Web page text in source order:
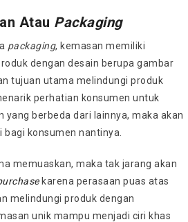
Atau Packaging
packaging, kemasan memiliki
dengan desain berupa gambar
tujuan utama melindungi produk
perhatian konsumen untuk
yang berbeda dari lainnya, maka akan
konsumen nantinya.
memuaskan, maka tak jarang akan
karena perasaan puas atas
melindungi produk dengan
unik mampu menjadi ciri khas